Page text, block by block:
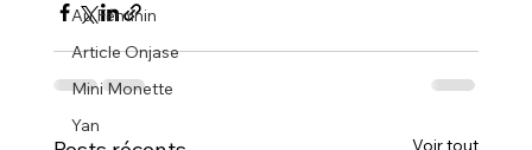
Au Féminin
Article Onjase
Mini Monette
Yan
Voir tout